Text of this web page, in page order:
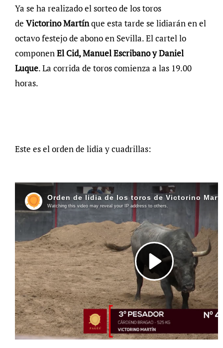
Ya se ha realizado el sorteo de los toros
de Victorino Martínque esta tarde se lidiarán en el
octavo festejo de abono en Sevilla. El cartel lo
componenEl Cid, Manuel Escribano y Daniel
Luque. La corrida de toros comienza a las 19.00
horas.
Este es el orden de lidia y cuadrillas: